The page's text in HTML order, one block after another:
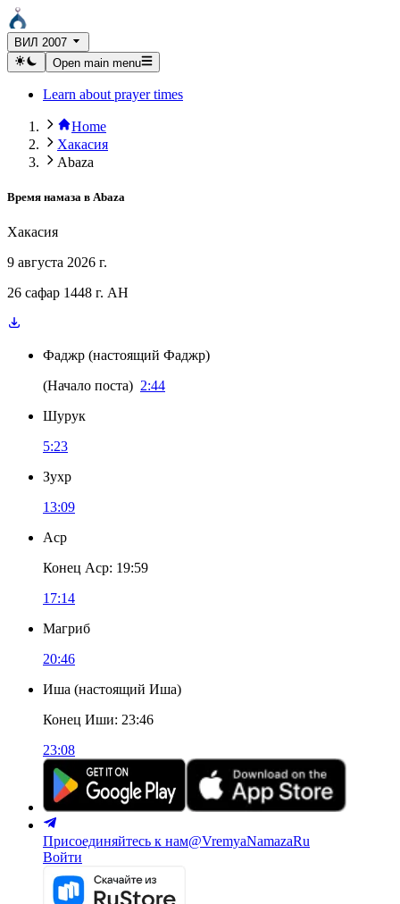
ВИЛ 2007
Open main menu
Learn about prayer times
Home
Хакасия
Abaza
Время намаза в Abaza
Хакасия
9 августа 2026 г.
26 сафар 1448 г. AH
Фаджр (настоящий Фаджр)
(Начало поста) 2:44
Шурук
5:23
Зухр
13:09
Аср
Конец Аср: 19:59
17:14
Магриб
20:46
Иша (настоящий Иша)
Конец Иши: 23:46
23:08
Присоединяйтесь к нам@VremyaNamazaRu
Войти